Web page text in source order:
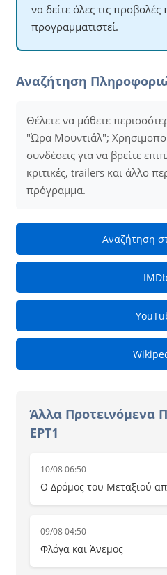
να δείτε όλες τις
προγραμματιστεί.
Αναζήτηση
Θέλετε να μάθετε
"Ώρα Μουντιάλ";
συνδέσεις για να βρείτε
κριτικές, trailers και άλλο
πρόγραμμα.
Αναζήτηση
IMDb
Άλλα Προτεινόμενα
ΕΡΤ1
10/08 06:50
Ο Δρόμος του Μεταξιού
09/08 04:50
Φλόγα και Άνεμος